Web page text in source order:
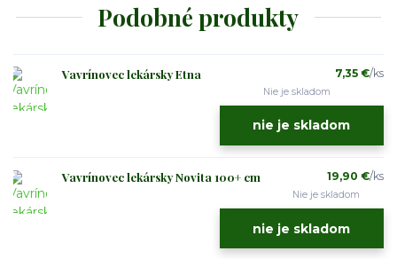
Podobné produkty
Vavrínovec lekársky Etna 7,35 €/ks
Nie je skladom
nie je skladom
Vavrínovec lekársky Novita 100+ cm 19,90 €/ks
Nie je skladom
nie je skladom